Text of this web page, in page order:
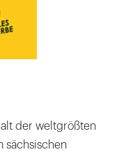
der weltgrößten
sächsischen